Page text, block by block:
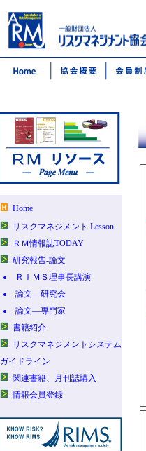
Home
リスクマネジメント Lesson
ＲＭ情報誌TODAY
研究報告-論文
ＲＩＭＳ理事長講演
論文―研究会
論文―専門家
書籍紹介
リスクマネジメントシステム
ガイドライン
関連書籍、月刊誌購入
情報会員登録